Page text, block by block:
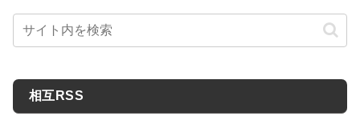
相互RSS